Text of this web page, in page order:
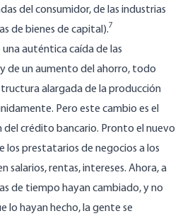
del consumidor, de las industrias
de bienes de capital).7
auténtica caída de las
de un aumento del ahorro, todo
alargada de la producción
Pero este cambio es el
crédito bancario. Pronto el nuevo
los prestatarios de negocios a los
salarios, rentas, intereses. Ahora, a
de tiempo hayan cambiado, y no
lo hayan hecho, la gente se